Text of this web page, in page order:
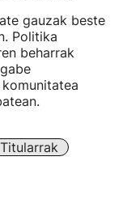
gauzak beste
Politika
beharrak